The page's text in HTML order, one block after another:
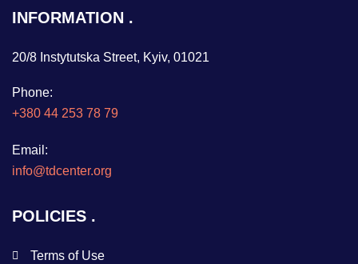
INFORMATION
20/8 Instytutska Street, Kyiv, 01021
Phone:
+380 44 253 78 79
Email:
info@tdcenter.org
POLICIES
Terms of Use